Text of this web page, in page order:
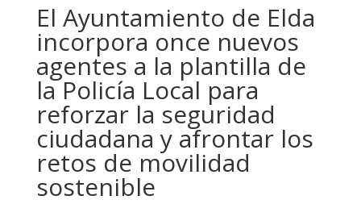
El Ayuntamiento de Elda
incorpora once nuevos
agentes a la plantilla de
la Policía Local para
reforzar la seguridad
ciudadana y afrontar los
retos de movilidad
sostenible